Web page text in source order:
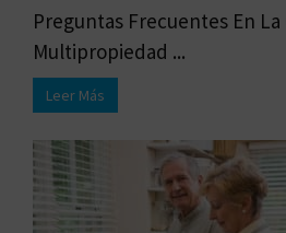
Preguntas Frecuentes En
Multipropiedad ...
Leer Más